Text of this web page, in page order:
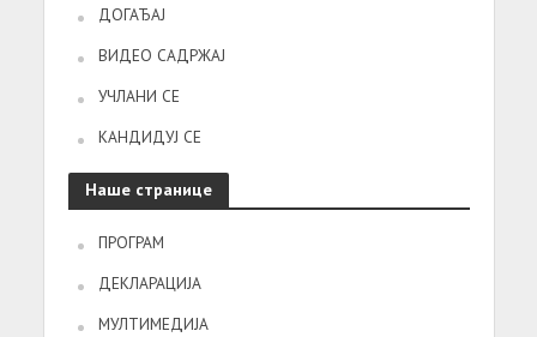
ДОГАЂАЈ
ВИДЕО САДРЖАЈ
УЧЛАНИ СЕ
КАНДИДУЈ СЕ
Наше странице
ПРОГРАМ
ДЕКЛАРАЦИЈА
МУЛТИМЕДИЈА